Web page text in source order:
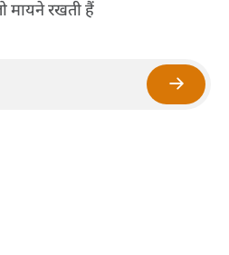
मायने रखती हैं